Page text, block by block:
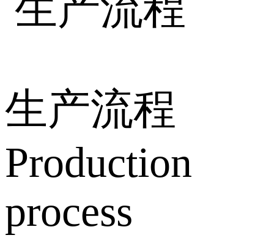
生产流程
Production
process